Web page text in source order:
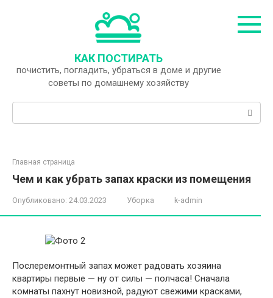
КАК ПОСТИРАТЬ
почистить, погладить, убраться в доме и другие
советы по домашнему хозяйству
Главная страница
Чем и как убрать запах краски из помещения
Опубликовано: 24.03.2023 Уборка k-admin
Послеремонтный запах может радовать хозяина
квартиры первые — ну от силы — полчаса! Сначала
комнаты пахнут новизной, радуют свежими красками,